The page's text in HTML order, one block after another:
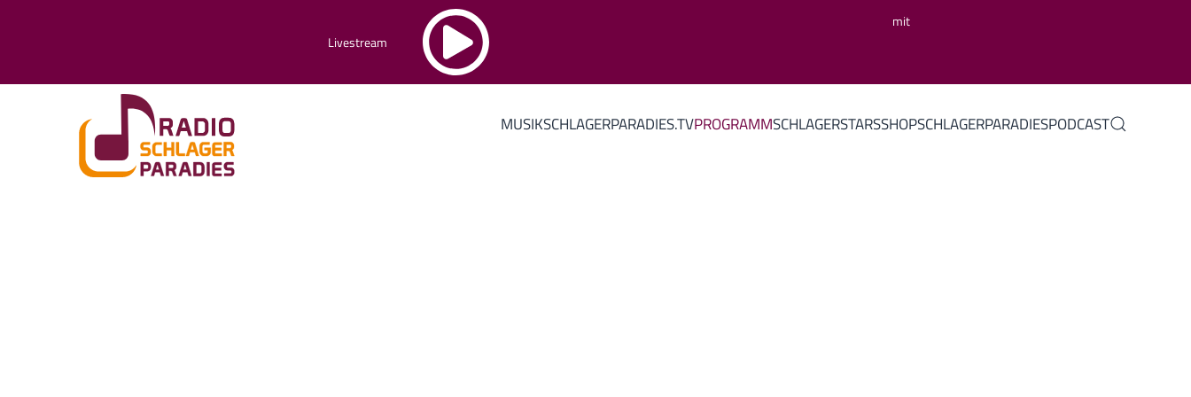
Livestream
mit
MUSIKSCHLAGERPARADIES.TVPROGRAMMSCHLAGERSTARSSHOPSCHLAGERPARADIESPODCAST